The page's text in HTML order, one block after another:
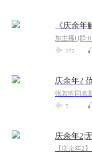
《庆余年
272
庆余年2
5
庆余年2|